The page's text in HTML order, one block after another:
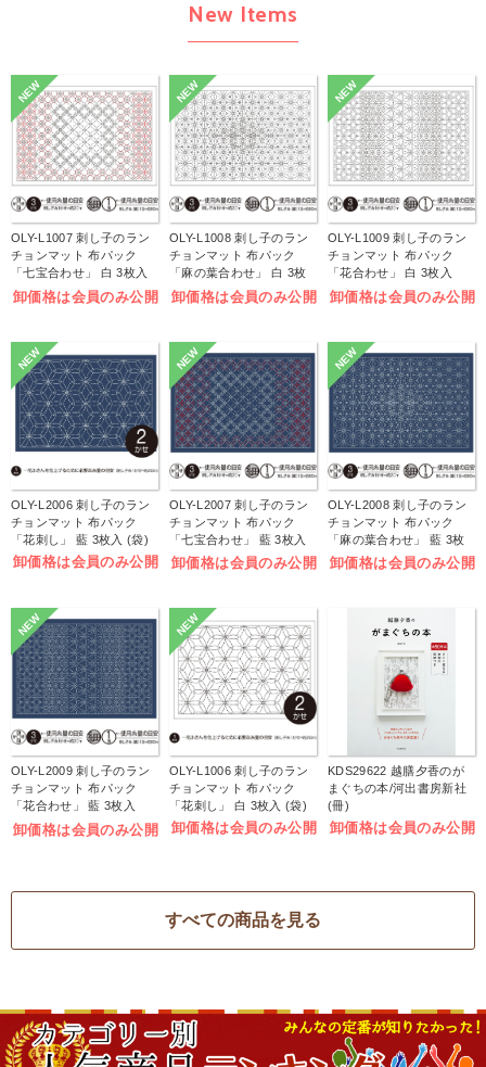
New Items
NEW
OLY-L1007 刺し子のラン
チョンマット 布パック
「七宝合わせ」 白 3枚入
(袋)
卸価格は会員のみ公開
NEW
OLY-L1008 刺し子のラン
チョンマット 布パック
「麻の葉合わせ」 白 3枚
入 (袋)
卸価格は会員のみ公開
NEW
OLY-L1009 刺し子のラン
チョンマット 布パック
「花合わせ」 白 3枚入
(袋)
卸価格は会員のみ公開
NEW
OLY-L2006 刺し子のラン
チョンマット 布パック
「花刺し」 藍 3枚入 (袋)
卸価格は会員のみ公開
NEW
OLY-L2007 刺し子のラン
チョンマット 布パック
「七宝合わせ」 藍 3枚入
(袋)
卸価格は会員のみ公開
NEW
OLY-L2008 刺し子のラン
チョンマット 布パック
「麻の葉合わせ」 藍 3枚
入 (袋)
卸価格は会員のみ公開
NEW
OLY-L2009 刺し子のラン
チョンマット 布パック
「花合わせ」 藍 3枚入
(袋)
卸価格は会員のみ公開
NEW
OLY-L1006 刺し子のラン
チョンマット 布パック
「花刺し」 白 3枚入 (袋)
卸価格は会員のみ公開
KDS29622 越膳夕香のが
まぐちの本/河出書房新社
(冊)
卸価格は会員のみ公開
すべての商品を見る